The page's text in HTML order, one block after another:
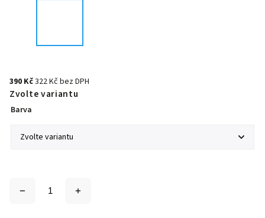
390 Kč322 Kč bez DPH
Zvolte variantu
Barva